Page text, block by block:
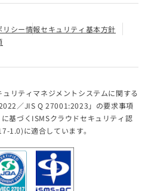
リシー情報セキュリティ基本方針
リティマネジメントシステムに関する
／JIS Q 27001:2023」の要求事項
基づくISMSクラウドセキュリティ認
1.0)に適合しています。